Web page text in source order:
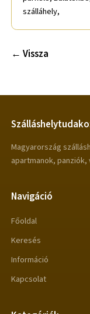
szálláhely,
← Vissza
Magyarország
apartmanok,
Navigáció
Főoldal
Keresés
Információ
Kapcsolat